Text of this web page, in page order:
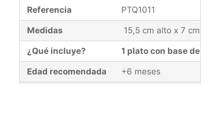
Referencia PTQ1011
Medidas 15,5 cm alto x 7 cm
¿Qué incluye? 1 plato con base de
Edad recomendada +6 meses